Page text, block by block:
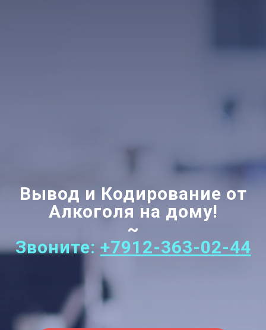
Вывод и Кодирование от
Алкоголя на дому!
~
Звоните: +7912-363-02-44